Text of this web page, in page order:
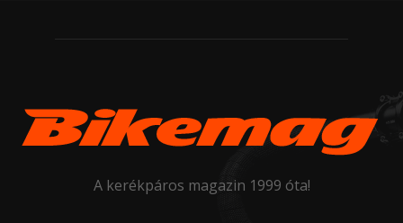
A kerékpáros magazin 1999 óta!